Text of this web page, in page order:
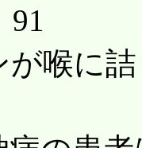
詰ま